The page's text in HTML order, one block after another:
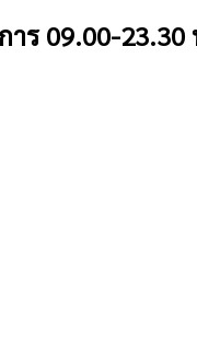
าร 09.00-23.30